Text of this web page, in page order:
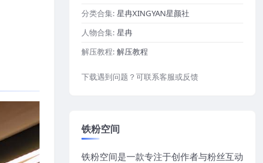
分类合集: 星冉XINGYAN星颜社
人物合集: 星冉
解压教程: 解压教程
下载遇到问题？可联系客服或反馈
铁粉空间
铁粉空间是一款专注于创作者与粉丝互动